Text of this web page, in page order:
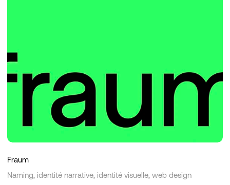
Fraum
Naming, identité narrative, identité visuelle, web design